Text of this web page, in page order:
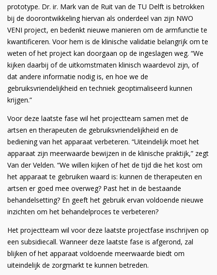
prototype. Dr. ir. Mark van de Ruit van de TU Delft is betrokken
bij de doorontwikkeling hiervan als onderdeel van zijn NWO
VENI project, en bedenkt nieuwe manieren om de armfunctie te
kwantificeren. Voor hem is de klinische validatie belangrijk om te
weten of het project kan doorgaan op de ingeslagen weg. “We
kijken daarbij of de uitkomstmaten klinisch waardevol zijn, of
dat andere informatie nodig is, en hoe we de
gebruiksvriendelijkheid en techniek geoptimaliseerd kunnen
krijgen.”
Voor deze laatste fase wil het projectteam samen met de
artsen en therapeuten de gebruiksvriendelijkheid en de
bediening van het apparaat verbeteren. “Uiteindelijk moet het
apparaat zijn meerwaarde bewijzen in de klinische praktijk,” zegt
Van der Velden. “We willen kijken of het de tijd die het kost om
het apparaat te gebruiken waard is: kunnen de therapeuten en
artsen er goed mee overweg? Past het in de bestaande
behandelsetting? En geeft het gebruik ervan voldoende nieuwe
inzichten om het behandelproces te verbeteren?
Het projectteam wil voor deze laatste projectfase inschrijven op
een subsidiecall. Wanneer deze laatste fase is afgerond, zal
blijken of het apparaat voldoende meerwaarde biedt om
uiteindelijk de zorgmarkt te kunnen betreden.